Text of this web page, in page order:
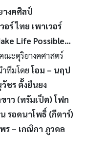
างคศิลป์
ร์ ไทย เพาเวอร์
Life Possible…
ณะดุริยางคศาสตร์
ำทีมโดยโอม – นฤป
ชร ตั้งยืนยง
าว (ทรัมเป็ต) โฟก
รอดนาโพธิ์ (กีตาร์)
ร – เกณิกา ภูวดล